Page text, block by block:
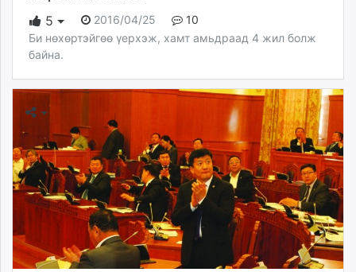
5
2016/04/25
10
Би нөхөртэйгөө үерхэж, хамт амьдраад 4 жил болж
байна.